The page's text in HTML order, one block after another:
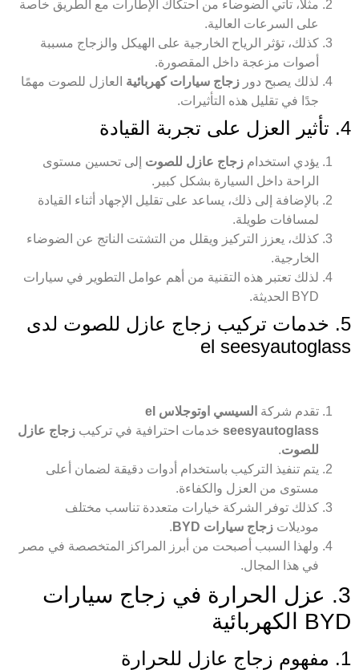
مثلًا، تأتي الضوضاء من احتكاك الإطارات مع الطريق خاصة
على السرعات العالية.
كذلك، تؤثر الرياح الخارجية على الهيكل والزجاج مسببة
أصوات مزعجة داخل المقصورة.
لذلك يصبح دور زجاج سيارات كهربائية العازل للصوت مهمًا
جدًا في تقليل هذه التأثيرات.
4. تأثير العزل على تجربة القيادة
يؤدي استخدام زجاج عازل للصوت إلى تحسين مستوى
الراحة داخل السيارة بشكل كبير.
بالإضافة إلى ذلك، يساعد على تقليل الإجهاد أثناء القيادة
لمسافات طويلة.
كذلك، يعزز التركيز ويقلل من التشتت الناتج عن الضوضاء
الخارجية.
لذلك تعتبر هذه التقنية من أهم عوامل التطوير في سيارات
BYD الحديثة.
5. خدمات تركيب زجاج عازل للصوت لدى
el seesyautoglass
تقدم شركة
السيسي اوتوجلاس el
seesyautoglass خدمات احترافية في تركيب زجاج عازل
للصوت.
يتم تنفيذ التركيب باستخدام أدوات دقيقة لضمان أعلى
مستوى من العزل والكفاءة.
كذلك توفر الشركة خيارات متعددة تناسب مختلف
موديلات زجاج سيارات BYD
.
ولهذا السبب أصبحت من أبرز المراكز المتخصصة في مصر
في هذا المجال.
3. عزل الحرارة في زجاج سيارات
BYD الكهربائية
1. مفهوم زجاج عازل للحرارة